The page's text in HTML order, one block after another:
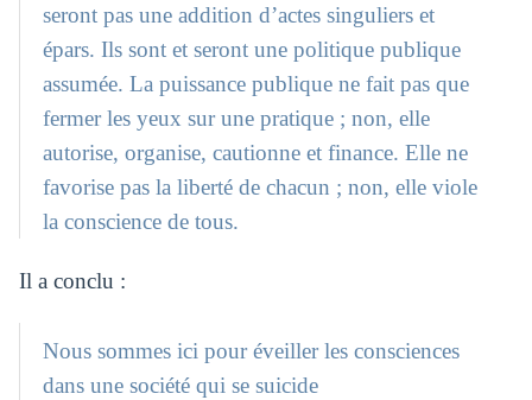
seront pas une addition d’actes singuliers et
épars. Ils sont et seront une politique publique
assumée. La puissance publique ne fait pas que
fermer les yeux sur une pratique ; non, elle
autorise, organise, cautionne et finance. Elle ne
favorise pas la liberté de chacun ; non, elle viole
la conscience de tous.
Il a conclu :
Nous sommes ici pour éveiller les consciences
dans une société qui se suicide